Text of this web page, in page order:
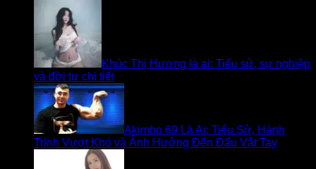
Khúc Thị Hương là ai: Tiểu sử, sự nghiệp
và đời tư chi tiết
Akimbo 69 Là Ai: Tiểu Sử, Hành
Trình Vượt Khó và Ảnh Hưởng Đến Đấu Vật Tay